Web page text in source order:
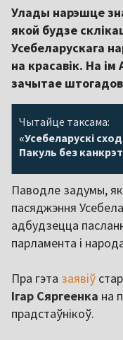
Улады нарэшце
якой будзе
Усебеларускага
на красавік. На
зачытае
Чытайце таксама:
«Усебеларускі
Пакуль без
Паводле задумы,
пасяджэння
адбудзецца
парламента і
Пра гэта заявіў
Ігар Сяргеенка на
прадстаўнікоў.